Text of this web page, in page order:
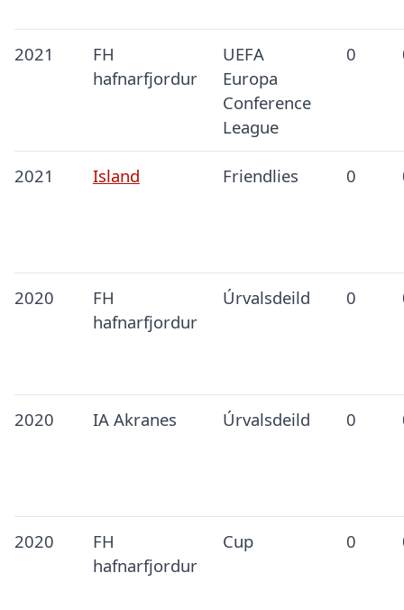
2021
FH
hafnarfjordur
UEFA
Europa
Conference
League
0
2021 Island Friendlies 0
2020
FH
hafnarfjordur
Úrvalsdeild 0
2020 IA Akranes Úrvalsdeild 0
2020
FH
hafnarfjordur
Cup 0